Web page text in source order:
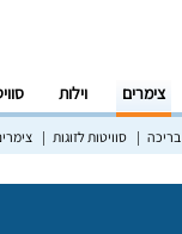
צימרים וילות
סוויטות לזוגות